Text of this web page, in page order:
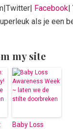
Facebook|
als je een
my site
Baby Loss